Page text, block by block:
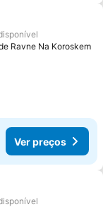
favoritos
Ravne Na Koroskem
Ver preços
favoritos